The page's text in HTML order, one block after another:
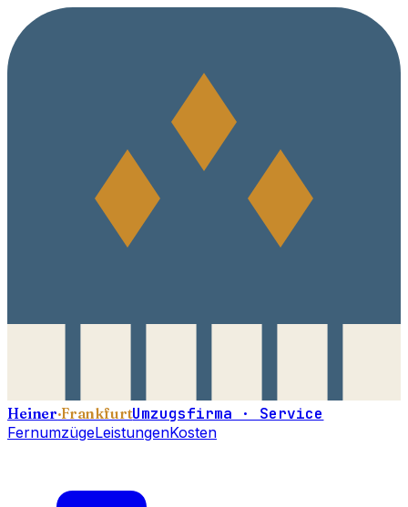
Heiner·FrankfurtUmzugsfirma · Service
FernumzügeLeistungenKosten